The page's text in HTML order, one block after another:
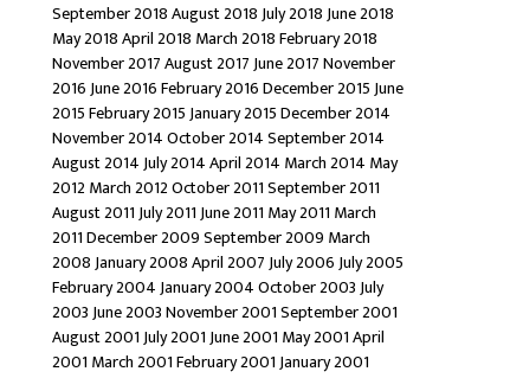
September 2018August 2018July 2018June 2018
May 2018April 2018 March 2018February 2018
November 2017August 2017June 2017November
2016June 2016February 2016December 2015June
2015February 2015January 2015December 2014
November 2014October 2014September 2014
August 2014July 2014April 2014 March 2014 May
2012 March 2012October 2011September 2011
August 2011July 2011June 2011 May 2011 March
2011December 2009September 2009 March
2008January 2008April 2007July 2006July 2005
February 2004January 2004October 2003July
2003June 2003November 2001September 2001
August 2001July 2001June 2001 May 2001April
2001 March 2001February 2001January 2001